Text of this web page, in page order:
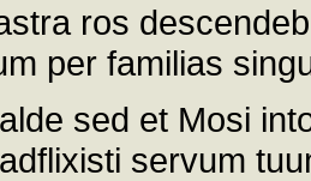
ros
per familias
sed et Mosi
servum